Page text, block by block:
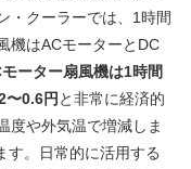
・クーラーでは、1時間
機はACモーターとDC
ーター扇風機は1時間
〜0.6円 と非常に経済的
度や外気温で増減しま
す。日常的に活用する